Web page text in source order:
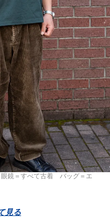
鏡＝すべて古着 バッグ＝エ
見る